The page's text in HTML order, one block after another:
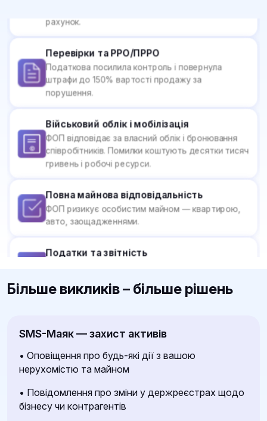
Перевірки та РРО/ПРРО
Податкова посилила контроль і повернула
штрафи до 150% вартості продажу за
порушення.
Військовий облік і мобілізація
співробітників. Помилки коштують десятки тисяч
гривень і робочі ресурси.
Повна майнова відповідальність
авто, заощадженнями.
Податки та звітність
дрібниці може обернутись штрафами.
Податкові ліміти, форми звітності й правила
Фінансовий моніторинг
Банки та податкова перевіряють операції.
Навіть прозорі транзакції можуть заблокувати
рахунок.
Перевірки та РРО/ПРРО
Більше викликів – більше рішень
SMS-Маяк — захист активів
• Оповіщення про будь-які дії з вашою
нерухомістю та майном
• Повідомлення про зміни у держреєстрах щодо
бізнесу чи контрагентів